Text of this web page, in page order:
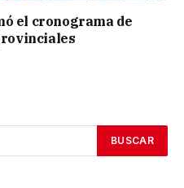
el cronograma de